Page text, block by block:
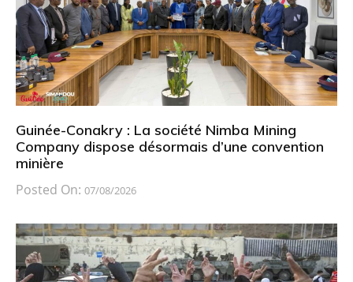
Guinée-Conakry : La société Nimba Mining
Company dispose désormais d’une convention
minière
Posted On: 07/08/2026